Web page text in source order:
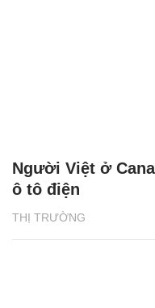
THỊ TRƯỜNG
Người Việt ở
ô tô điện